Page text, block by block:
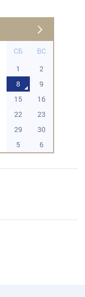
СБ
ВС
1
2
8
9
15
16
22
23
29
30
5 6